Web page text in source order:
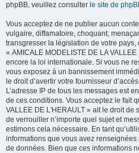
phpBB, veuillez consulter le site de
Vous acceptez de ne publier aucun
vulgaire, diffamatoire, choquant,
transgresser la législation de votre
« AMICALE MODELISTE DE LA
encore la loi internationale. Si vous ne
vous exposez à un bannissement
le droit d’avertir votre fournisseur
L’adresse IP de tous les messages est
de ces conditions. Vous acceptez le fait
VALLEE DE L'HERAULT » ait le droit de
de verrouiller n’importe quel sujet et
estimons cela nécessaire. En tant
informations que vous avez
de données. Bien que ces informations